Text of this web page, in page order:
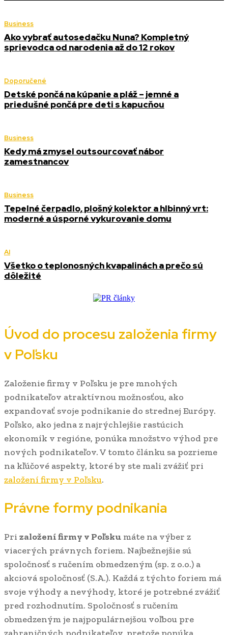
Business
Ako vybrať autosedačku Nuna? Kompletný
sprievodca od narodenia až do 12 rokov
Doporučené
Detské pončá na kúpanie a pláž – jemné a
priedušné pončá pre deti s kapucňou
Business
Kedy má zmysel outsourcovať nábor
zamestnancov
Business
Tepelné čerpadlo, plošný kolektor a hlbinný vrt:
moderné a úsporné vykurovanie domu
AI
Všetko o teplonosných kvapalinách a prečo sú
dôležité
Úvod do procesu založenia firmy
v Poľsku
Založenie firmy v Poľsku je pre mnohých
podnikateľov atraktívnou možnosťou, ako
expandovať svoje podnikanie do strednej Európy.
Poľsko, ako jedna z najrýchlejšie rastúcich
ekonomík v regióne, ponúka množstvo výhod pre
nových podnikateľov. V tomto článku sa pozrieme
na kľúčové aspekty, ktoré by ste mali zvážiť pri
založení firmy v Poľsku.
Právne formy podnikania
Pri založení firmy v Poľsku máte na výber z
viacerých právnych foriem. Najbežnejšie sú
spoločnosť s ručením obmedzeným (sp. z o.o.) a
akciová spoločnosť (S.A.). Každá z týchto foriem má
svoje výhody a nevýhody, ktoré je potrebné zvážiť
pred rozhodnutím. Spoločnosť s ručením
obmedzeným je najpopulárnejšou voľbou pre